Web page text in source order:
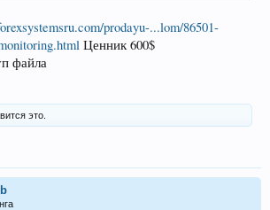
prodayu-...lom/86501-
Ценник 600$
файла
это.